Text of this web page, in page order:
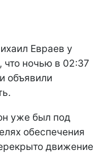
Евраев у
что ночью в 02:37
объявили
уже был под
обеспечения
движение